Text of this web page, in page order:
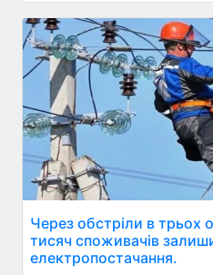
Через обстріли в трьох
тисяч споживачів
електропостачання.